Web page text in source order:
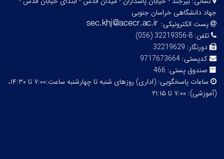
جهاد دانشگاهی خراسان جنوبی
پست الکترونیکی:
تلفن: 8-32219356 (056)
دورنگار: 32219629
کدپستی: 9717673664
صندوق پستی: 466
ساعات پاسخگویی:
(اداری) روزهای شنبه تا چهارشنبه ساعت:۷:۰۰ تا ۱۴:۳۰،
(آموزشی): ۷:۰۰ تا ۲۱:۱۵